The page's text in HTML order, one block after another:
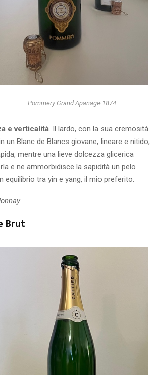
Pommery Grand Apanage 1874
e verticalità. Il lardo, con la sua cremosità
un Blanc de Blancs giovane, lineare e nitido,
mentre una lieve dolcezza glicerica
e ne ammorbidisce la sapidità un pelo
equilibrio tra yin e yang, il mio preferito.
Brut